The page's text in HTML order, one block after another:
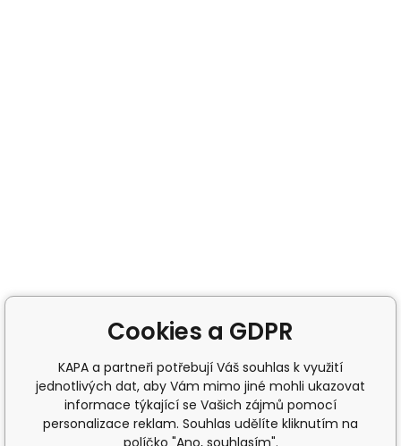
Cookies a GDPR
KAPA a partneři potřebují Váš souhlas k využití
jednotlivých dat, aby Vám mimo jiné mohli ukazovat
informace týkající se Vašich zájmů pomocí
personalizace reklam. Souhlas udělíte kliknutím na
políčko "Ano, souhlasím".